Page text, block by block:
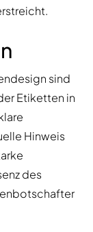
sind
Etiketten in
Hinweis
des